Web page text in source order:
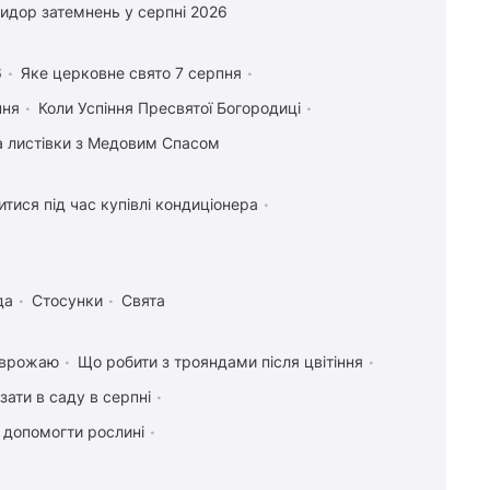
обстрілів і можливостей ППО ніхто не
19:52
Зеленський прибув до Сербії: деталі
першого офіційного візиту
19:23
Дипломатичний контранаступ
19:19
19:06
обстріли низка поїздів курсують із
затримками
затемнень у серпні 2026
Яке церковне свято 7 серпня
Коли Успіння Пресвятої Богородиці
листівки з Медовим Спасом
під час купівлі кондиціонера
Стосунки Свята
врожаю
Що робити з трояндами після цвітіння
в саду в серпні
рослині